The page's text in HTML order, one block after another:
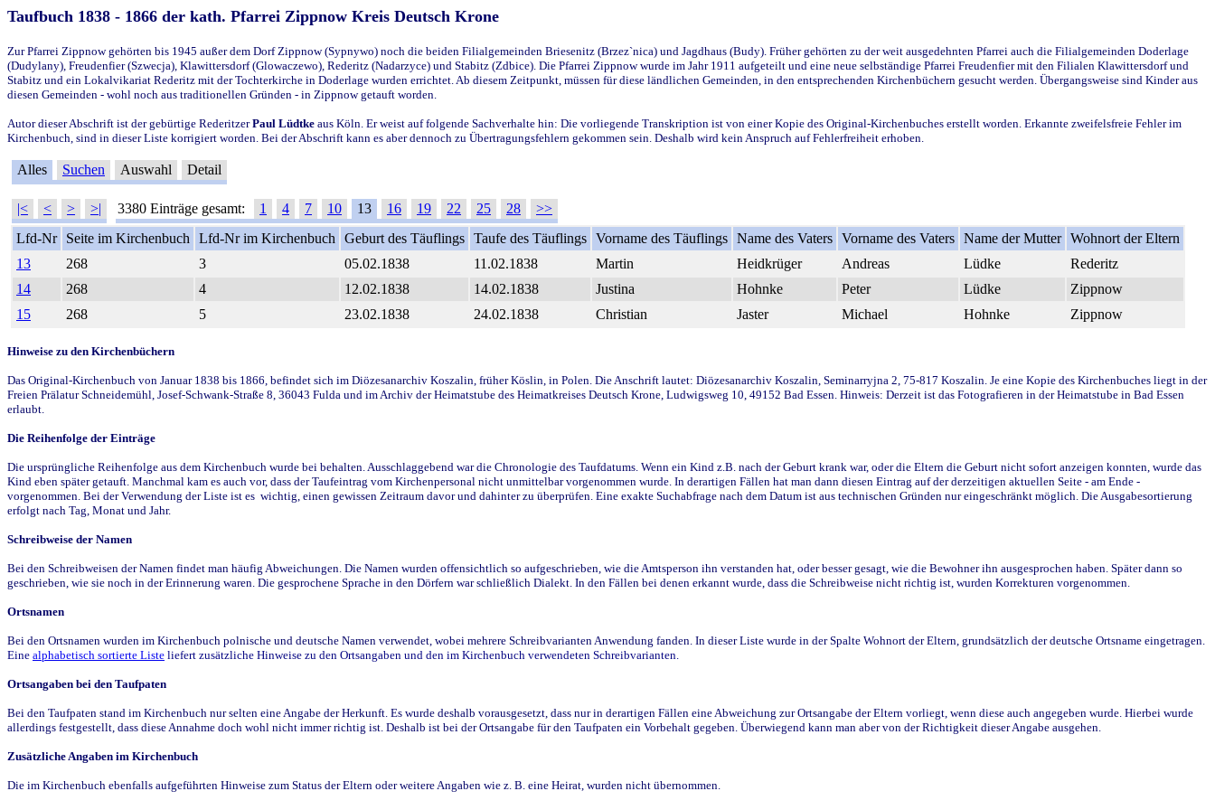
Taufbuch 1838 - 1866 der kath. Pfarrei Zippnow Kreis Deutsch Krone
Zur Pfarrei Zippnow gehörten bis 1945 außer dem Dorf Zippnow (Sypnywo) noch die beiden Filialgemeinden Briesenitz (Brzez`nica) und Jagdhaus (Budy). Früher gehörten zu der weit ausgedehnten Pfarrei auch die Filialgemeinden Doderlage
(Dudylany), Freudenfier (Szwecja), Klawittersdorf (Glowaczewo), Rederitz (Nadarzyce) und Stabitz (Zdbice). Die Pfarrei Zippnow wurde im Jahr 1911 aufgeteilt und eine neue selbständige Pfarrei Freudenfier mit den Filialen Klawittersdorf und
Stabitz und ein Lokalvikariat Rederitz mit der Tochterkirche in Doderlage wurden errichtet. Ab diesem Zeitpunkt, müssen für diese ländlichen Gemeinden, in den entsprechenden Kirchenbüchern gesucht werden. Übergangsweise sind Kinder aus
diesen Gemeinden - wohl noch aus traditionellen Gründen - in Zippnow getauft worden.
Autor dieser Abschrift ist der gebürtige RederitzerPaul Lüdtke aus Köln. Er weist auf folgende Sachverhalte hin: Die vorliegende Transkription ist von einer Kopie des Original-Kirchenbuches erstellt worden. Erkannte zweifelsfreie Fehler im
Kirchenbuch, sind in dieser Liste korrigiert worden. Bei der Abschrift kann es aber dennoch zu Übertragungsfehlern gekommen sein. Deshalb wird kein Anspruch auf Fehlerfreiheit erhoben.
Alles Suchen Auswahl Detail
|< < > >| 3380 Einträge gesamt: 1 4 7 10 13 16 19 22 25 28
>>
Lfd-Nr
Seite im Kirchenbuch Lfd-Nr im Kirchenbuch Geburt des Täuflings Taufe des Täuflings Vorname des Täuflings Name des Vaters Vorname des Vaters Name der Mutter Wohnort der Eltern
13
268 3 05.02.1838 11.02.1838 Martin Heidkrüger Andreas Lüdke
Rederitz
14
268 4 12.02.1838 14.02.1838 Justina Hohnke Peter Lüdke
Zippnow
15
268 5 23.02.1838 24.02.1838 Christian Jaster Michael Hohnke Zippnow
Hinweise zu den Kirchenbüchern
Das Original-Kirchenbuch von Januar 1838 bis 1866, befindet sich im Diözesanarchiv Koszalin, früher Köslin, in Polen. Die Anschrift lautet: Diözesanarchiv Koszalin, Seminarryjna 2, 75-817 Koszalin. Je eine Kopie des Kirchenbuches liegt in der
Freien Prälatur Schneidemühl, Josef-Schwank-Straße 8, 36043 Fulda und im Archiv der Heimatstube des Heimatkreises Deutsch Krone, Ludwigsweg 10, 49152 Bad Essen. Hinweis: Derzeit ist das Fotografieren in der Heimatstube in Bad Essen
erlaubt.
Die Reihenfolge der Einträge
Die ursprüngliche Reihenfolge aus dem Kirchenbuch wurde bei behalten. Ausschlaggebend war die Chronologie des Taufdatums. Wenn ein Kind z.B. nach der Geburt krank war, oder die Eltern die Geburt nicht sofort anzeigen konnten, wurde das
Kind eben später getauft. Manchmal kam es auch vor, dass der Taufeintrag vom Kirchenpersonal nicht unmittelbar vorgenommen wurde. In derartigen Fällen hat man dann diesen Eintrag auf der derzeitigen aktuellen Seite - am Ende -
vorgenommen. Bei der Verwendung der Liste ist es wichtig, einen gewissen Zeitraum davor und dahinter zu überprüfen. Eine exakte Suchabfrage nach dem Datum ist aus technischen Gründen nur eingeschränkt möglich. Die Ausgabesortierung
erfolgt nach Tag, Monat und Jahr.
Schreibweise der Namen
Bei den Schreibweisen der Namen findet man häufig Abweichungen. Die Namen wurden offensichtlich so aufgeschrieben, wie die Amtsperson ihn verstanden hat, oder besser gesagt, wie die Bewohner ihn ausgesprochen haben. Später dann so
geschrieben, wie sie noch in der Erinnerung waren. Die gesprochene Sprache in den Dörfern war schließlich Dialekt. In den Fällen bei denen erkannt wurde, dass die Schreibweise nicht richtig ist, wurden Korrekturen vorgenommen.
Ortsnamen
Bei den Ortsnamen wurden im Kirchenbuch polnische und deutsche Namen verwendet, wobei mehrere Schreibvarianten Anwendung fanden. In dieser Liste wurde in der Spalte Wohnort der Eltern, grundsätzlich der deutsche Ortsname eingetragen.
Eine alphabetisch sortierte Liste liefert zusätzliche Hinweise zu den Ortsangaben und den im Kirchenbuch verwendeten Schreibvarianten.
Ortsangaben bei den Taufpaten
Bei den Taufpaten stand im Kirchenbuch nur selten eine Angabe der Herkunft. Es wurde deshalb vorausgesetzt, dass nur in derartigen Fällen eine Abweichung zur Ortsangabe der Eltern vorliegt, wenn diese auch angegeben wurde. Hierbei wurde
allerdings festgestellt, dass diese Annahme doch wohl nicht immer richtig ist. Deshalb ist bei der Ortsangabe für den Taufpaten ein Vorbehalt gegeben. Überwiegend kann man aber von der Richtigkeit dieser Angabe ausgehen.
Zusätzliche Angaben im Kirchenbuch
Die im Kirchenbuch ebenfalls aufgeführten Hinweise zum Status der Eltern oder weitere Angaben wie z. B. eine Heirat, wurden nicht übernommen.